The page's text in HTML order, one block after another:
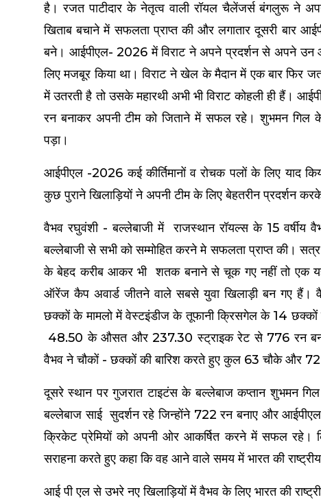
है। रजत पाटीदार के नेतृत्व वाली रॉयल चैलेंजर्स बंगलुरू ने
खिताब बचाने में सफलता प्राप्त की और लगातार दूसरी बार
बने। आईपीएल- 2026 में विराट ने अपने प्रदर्शन से अपने उन
लिए मजबूर किया था। विराट ने खेल के मैदान में एक बार फिर
में उतरती है तो उसके महारथी अभी भी विराट कोहली ही हैं।
रन बनाकर अपनी टीम को जिताने में सफल रहे। शुभमन गिल के
पड़ा।
आईपीएल -2026 कई कीर्तिमानों व रोचक पलों के लिए याद
कुछ पुराने खिलाड़ियों ने अपनी टीम के लिए बेहतरीन प्रदर्शन
वैभव रघुवंशी - बल्लेबाजी में राजस्थान रॉयल्स के 15
बल्लेबाजी से सभी को सम्मोहित करने मे सफलता प्राप्त की।
के बेहद करीब आकर भी शतक बनाने से चूक गए नहीं तो एक
ऑरेंज कैप अवार्ड जीतने वाले सबसे युवा खिलाड़ी बन गए
छक्कों के मामलो में वेस्टइंडीज के तूफानी क्रिसगेल के 14 छक्कों
48.50 के औसत और 237.30 स्ट्राइक रेट से 776 रन
वैभव ने चौकों - छक्कों की बारिश करते हुए कुल 63 चौके और
दूसरे स्थान पर गुजरात टाइटंस के बल्लेबाज कप्तान शुभमन
बल्लेबाज साई सुदर्शन रहे जिन्होंने 722 रन बनाए और
क्रिकेट प्रेमियों को अपनी ओर आकर्षित करने में सफल रहे।
सराहना करते हुए कहा कि वह आने वाले समय में भारत की
आई पी एल से उभरे नए खिलाड़ियों में वैभव के लिए भारत की